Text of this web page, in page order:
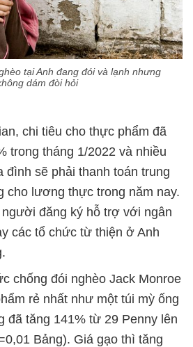
tại Anh đang đói và lạnh nhưng
dám đòi hỏi
chi tiêu cho thực phẩm đã
trong tháng 1/2022 và nhiều
đình sẽ phải thanh toán trung
cho lương thực trong năm nay.
đăng ký hỗ trợ với ngân
các tổ chức từ thiện ở Anh
chống đói nghèo Jack Monroe
rẻ nhất như một túi mỳ ống
đã tăng 141% từ 29 Penny lên
Bảng). Giá gạo thì tăng